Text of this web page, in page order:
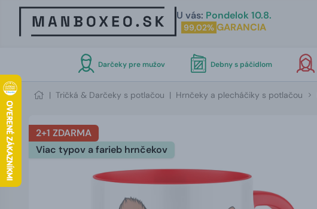
U vás: Pondelok 10.8.
99,02% GARANCIA
Darčeky pre mužov Debny s páčidlom
| Tričká & Darčeky s potlačou | Hrnčeky a plecháčiky s potlačou
2+1 ZDARMA
Viac typov a farieb hrnčekov